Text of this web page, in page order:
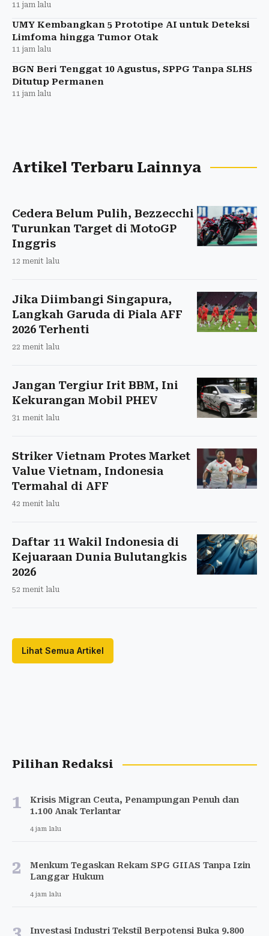
11 jam lalu
UMY Kembangkan 5 Prototipe AI untuk Deteksi
Limfoma hingga Tumor Otak
11 jam lalu
BGN Beri Tenggat 10 Agustus, SPPG Tanpa SLHS
Ditutup Permanen
11 jam lalu
Artikel Terbaru Lainnya
Cedera Belum Pulih, Bezzecchi
Turunkan Target di MotoGP
Inggris
12 menit lalu
Jika Diimbangi Singapura,
Langkah Garuda di Piala AFF
2026 Terhenti
22 menit lalu
Jangan Tergiur Irit BBM, Ini
Kekurangan Mobil PHEV
31 menit lalu
Striker Vietnam Protes Market
Value Vietnam, Indonesia
Termahal di AFF
42 menit lalu
Daftar 11 Wakil Indonesia di
Kejuaraan Dunia Bulutangkis
2026
52 menit lalu
Lihat Semua Artikel
Pilihan Redaksi
1
Krisis Migran Ceuta, Penampungan Penuh dan
1.100 Anak Terlantar
4 jam lalu
2
Menkum Tegaskan Rekam SPG GIIAS Tanpa Izin
Langgar Hukum
4 jam lalu
Investasi Industri Tekstil Berpotensi Buka 9.800